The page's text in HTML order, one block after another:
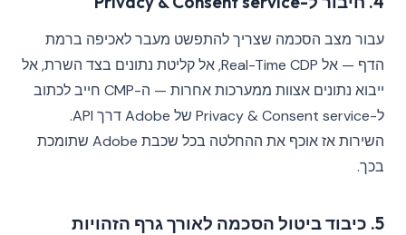
עבור מצב הסכמה שצריך להתפשט מעבר לאכיפה ברמת
הדף — אל Real-Time CDP, אל קליטת נתונים בצד השרת, אל
ייבוא נתונים אצוות ממערכות אחרות — ה-CMP חייב לכתוב
ל-Privacy & Consent service של Adobe דרך API.
השירות אז אוכף את ההחלטה בכל שכבת Adobe שתומכת
בכך.
5. כיבוד ביטול הסכמה לאורך גרף הזהויות